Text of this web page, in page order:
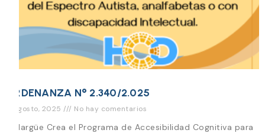
ORDENANZA N° 2.340/2.025
11 agosto, 2025 No hay comentarios
Malargüe Crea el Programa de Accesibilidad Cognitiva para